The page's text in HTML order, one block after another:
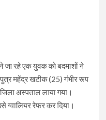
जा रहे एक युवक को बदमाशों ने
पुत्र महेंद्र खटीक (25) गंभीर रूप
अस्पताल लाया गया।
ग्वालियर रेफर कर दिया।